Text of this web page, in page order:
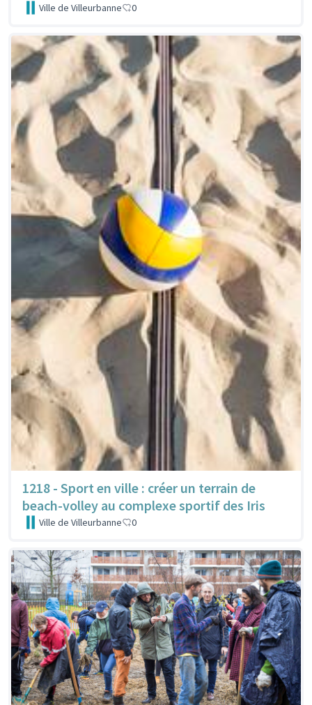
Ville de Villeurbanne 0
1218 - Sport en ville : créer un terrain de
beach-volley au complexe sportif des Iris
Ville de Villeurbanne 0